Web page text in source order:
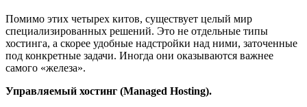
Помимо этих четырех китов, существует целый мир
специализированных решений. Это не отдельные типы
хостинга, а скорее удобные надстройки над ними, заточенные
под конкретные задачи. Иногда они оказываются важнее
самого «железа».
Управляемый хостинг (Managed Hosting).